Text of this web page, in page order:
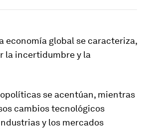
economía global se caracteriza,
la incertidumbre y la
se acentúan, mientras
cambios tecnológicos
y los mercados